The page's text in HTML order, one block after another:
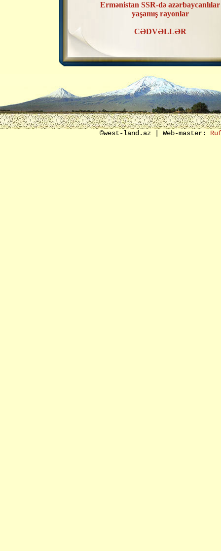
Ermənistan SSR-də azərbaycanlılar
yaşamış rayonlar
CƏDVƏLLƏR
ERMƏNİSTAN SSR
AZƏRBAYCANLILAR YAŞAMIŞ
KƏNDLƏRİN RAYONLAR
TƏSNİFATI
SON SÖZ ƏVƏZİ
©west-land.az | Web-master: